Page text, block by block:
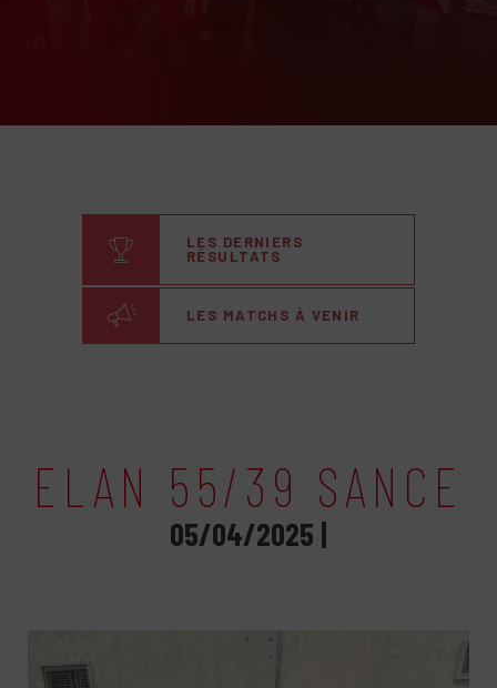
LES DERNIERS
RÉSULTATS
LES MATCHS À VENIR
ELAN 55/39 SANCE
05/04/2025 |